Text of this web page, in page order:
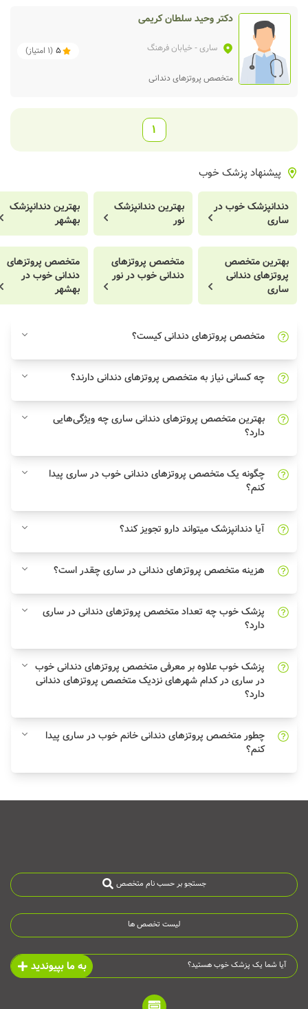
دکتر وحید سلطان کریمی
ساری- خیابان فرهنگ 5
(
1 امتیاز)
متخصص پروتزهای دندانی
1
پیشنهاد پزشک خوب
دندانپزشک خوب در
ساری
بهترین دندانپزشک
نور
بهترین دندانپزشک
بهشهر
بهترین متخصص
پروتزهای دندانی
ساری
متخصص پروتزهای
دندانی خوب در نور
متخصص پروتزهای
دندانی خوب در
بهشهر
متخصص پروتزهای دندانی کیست؟
چه کسانی نیاز به متخصص پروتزهای دندانی دارند؟
بهترین متخصص پروتزهای دندانی ساری چه ویژگی‌هایی
دارد؟
چگونه یک متخصص پروتزهای دندانی خوب در ساری پیدا
کنم؟
آیا دندانپزشک میتواند دارو تجویز کند؟
هزینه متخصص پروتزهای دندانی در ساری چقدر است؟
پزشک خوب چه تعداد متخصص پروتزهای دندانی در ساری
دارد؟
پزشک خوب علاوه بر معرفی متخصص پروتزهای دندانی خوب
در ساری در کدام شهرهای نزدیک متخصص پروتزهای دندانی
دارد؟
چطور متخصص پروتزهای دندانی خانم خوب در ساری پیدا
کنم؟
جستجو بر حسب نام متخصص
لیست تخصص ها
آیا شما یک پزشک خوب هستید؟ به ما بپیوندید